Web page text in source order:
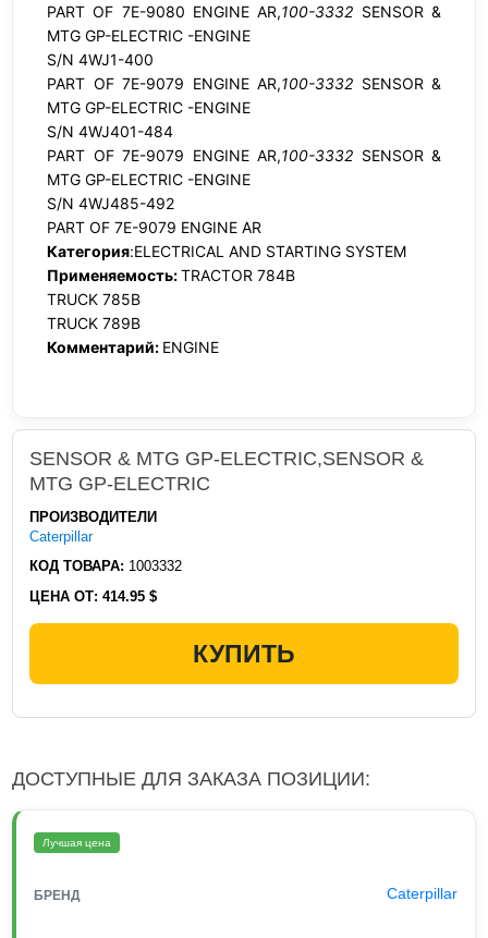
PART OF 7E-9080 ENGINE AR,100-3332 SENSOR &
MTG GP-ELECTRIC -ENGINE
S/N 4WJ1-400
PART OF 7E-9079 ENGINE AR,100-3332 SENSOR &
MTG GP-ELECTRIC -ENGINE
S/N 4WJ401-484
PART OF 7E-9079 ENGINE AR,100-3332 SENSOR &
MTG GP-ELECTRIC -ENGINE
S/N 4WJ485-492
PART OF 7E-9079 ENGINE AR
Категория:ELECTRICAL AND STARTING SYSTEM
Применяемость:TRACTOR 784B
TRUCK 785B
TRUCK 789B
Комментарий: ENGINE
SENSOR & MTG GP-ELECTRIC,SENSOR &
MTG GP-ELECTRIC
ПРОИЗВОДИТЕЛИ
Caterpillar
КОД ТОВАРА: 1003332
ЦЕНА ОТ: 414.95 $
КУПИТЬ
ДОСТУПНЫЕ ДЛЯ ЗАКАЗА ПОЗИЦИИ:
Лучшая цена
БРЕНД Caterpillar